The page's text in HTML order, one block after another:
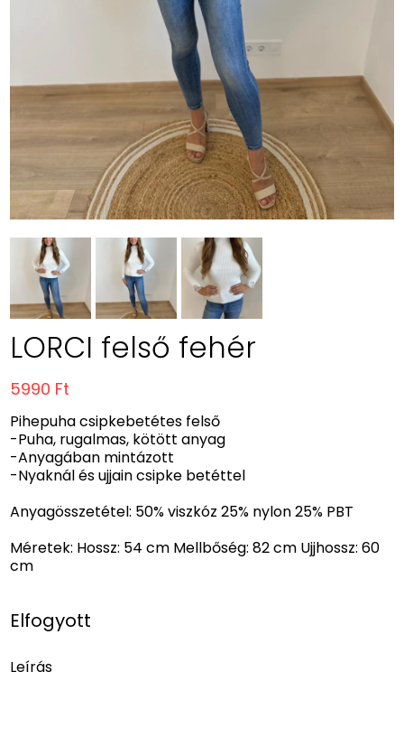
LORCI felső fehér
5990 Ft
Pihepuha csipkebetétes felső
-Puha, rugalmas, kötött anyag
-Anyagában mintázott
-Nyaknál és ujjain csipke betéttel
Anyagösszetétel: 50% viszkóz 25% nylon 25% PBT
Méretek: Hossz: 54 cm Mellbőség: 82 cm Ujjhossz: 60
cm
Elfogyott
Leírás